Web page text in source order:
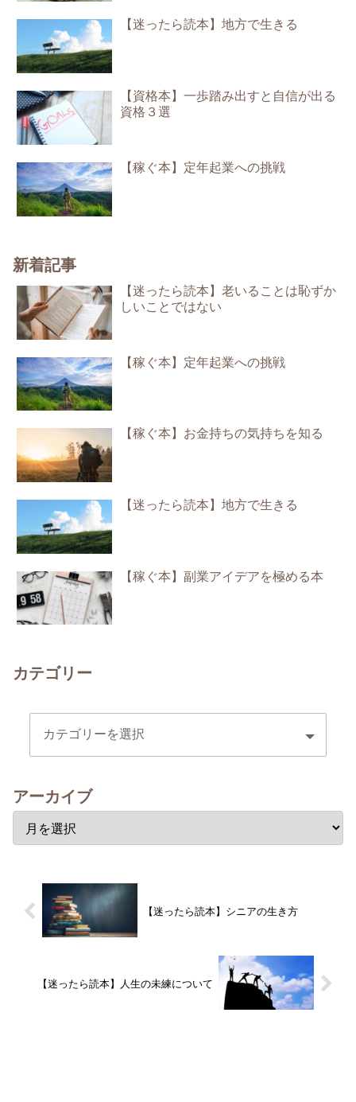
【迷ったら読本】地方で生きる
【資格本】一歩踏み出すと自信が出る
資格３選
【稼ぐ本】定年起業への挑戦
新着記事
【迷ったら読本】老いることは恥ずか
しいことではない
【稼ぐ本】定年起業への挑戦
【稼ぐ本】お金持ちの気持ちを知る
【迷ったら読本】地方で生きる
【稼ぐ本】副業アイデアを極める本
カテゴリー
アーカイブ
【迷ったら読本】シニアの生き方
【迷ったら読本】人生の未練について